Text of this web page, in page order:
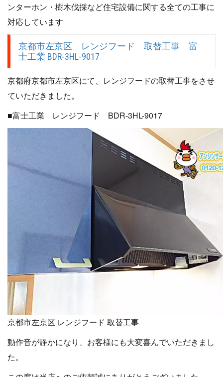
ンターホン・樹木伐採など住宅設備に関する全ての工事に
対応しています
京都市左京区 レンジフード 取替工事 富
士工業 BDR-3HL-9017
京都府京都市左京区にて、レンジフードの取替工事をさせ
ていただきました。
■富士工業 レンジフード BDR-3HL-9017
京都市左京区 レンジフード 取替工事
動作音が静かになり、お客様にも大変喜んでいただきまし
た。